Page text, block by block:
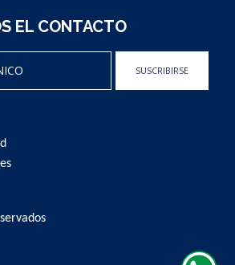
EL CONTACTO
SUSCRIBIRSE